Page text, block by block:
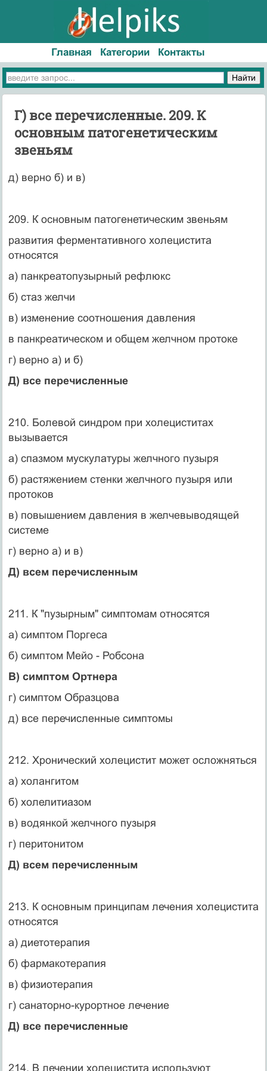
Главная Категории Контакты
Г) все перечисленные. 209. К
основным патогенетическим
звеньям
д) верно б) и в)
209. К основным патогенетическим звеньям
развития ферментативного холецистита
относятся
а) панкреатопузырный рефлюкс
б) стаз желчи
в) изменение соотношения давления
в панкреатическом и общем желчном протоке
г) верно а) и б)
Д) все перечисленные
210. Болевой синдром при холециститах
вызывается
а) спазмом мускулатуры желчного пузыря
б) растяжением стенки желчного пузыря или
протоков
в) повышением давления в желчевыводящей
системе
г) верно а) и в)
Д) всем перечисленным
211. К "пузырным" симптомам относятся
а) симптом Поргеса
б) симптом Мейо - Робсона
В) симптом Ортнера
г) симптом Образцова
д) все перечисленные симптомы
212. Хронический холецистит может осложняться
а) холангитом
б) холелитиазом
в) водянкой желчного пузыря
г) перитонитом
Д) всем перечисленным
213. К основным принципам лечения холецистита
относятся
а) диетотерапия
б) фармакотерапия
в) физиотерапия
г) санаторно-курортное лечение
Д) все перечисленные
214. В лечении холецистита используют